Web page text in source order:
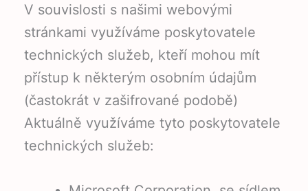
V souvislosti s našimi webovými
stránkami využíváme poskytovatele
technických služeb, kteří mohou mít
přístup k některým osobním údajům
(častokrát v zašifrované podobě)
Aktuálně využíváme tyto poskytovatele
technických služeb: